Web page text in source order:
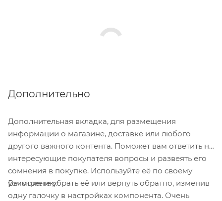
Дополнительно
Дополнительная вкладка, для размещения
информации о магазине, доставке или любого
другого важного контента. Поможет вам ответить на
интересующие покупателя вопросы и развеять его
сомнения в покупке. Используйте её по своему
усмотрению.
Вы можете убрать её или вернуть обратно, изменив
одну галочку в настройках компонента. Очень